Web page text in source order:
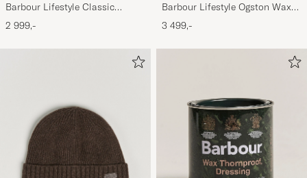
Barbour Lifestyle Classic
Bedale Jacket Olive
2 999,-
Barbour Lifestyle Ogston Waxed
Jacket Olive
3 499,-